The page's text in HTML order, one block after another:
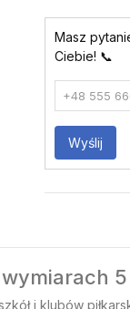
Masz
Ciebie! 📞
Wyślij
wymiarach
i klubów